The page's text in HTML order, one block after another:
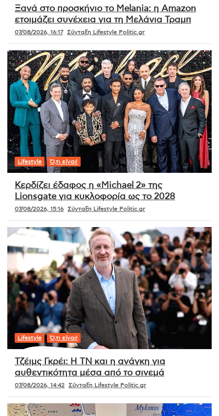
Ξανά στο προσκήνιο το Melania: η Amazon
ετοιμάζει συνέχεια για τη Μελάνια Τραμπ
07/08/2026, 16:17 Σύνταξη Lifestyle Politic.gr
Lifestyle Ό,τι είναι!
Κερδίζει έδαφος η «Michael 2» της
Lionsgate για κυκλοφορία ως το 2028
07/08/2026, 15:16 Σύνταξη Lifestyle Politic.gr
Lifestyle Ό,τι είναι!
Τζέιμς Γκρέι: Η ΤΝ και η ανάγκη για
αυθεντικότητα μέσα από το σινεμά
07/08/2026, 14:42 Σύνταξη Lifestyle Politic.gr